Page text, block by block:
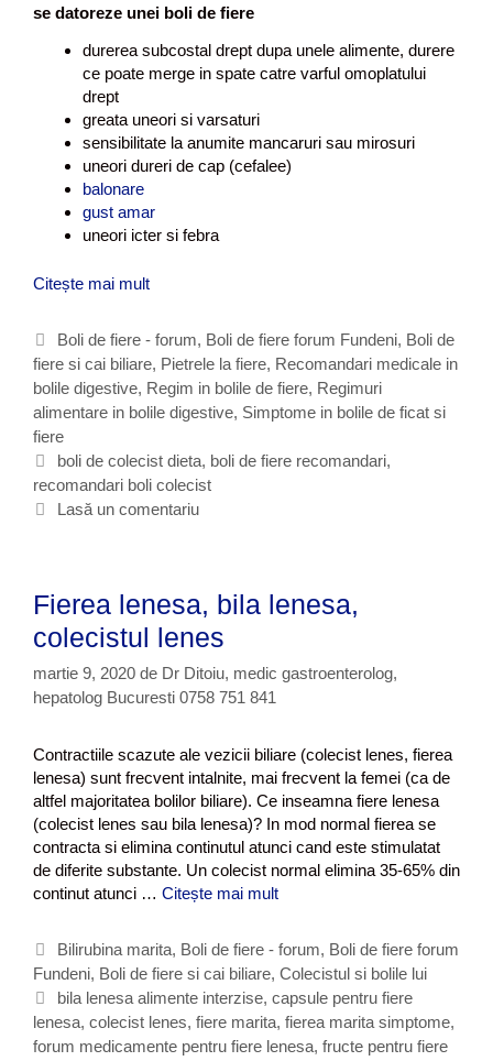
se datoreze unei boli de fiere
durerea subcostal drept dupa unele alimente, durere
ce poate merge in spate catre varful omoplatului
drept
greata uneori si varsaturi
sensibilitate la anumite mancaruri sau mirosuri
uneori dureri de cap (cefalee)
balonare
gust amar
uneori icter si febra
Citește mai mult
d
e
f
e
r
e
l
i
s
p
,
d
i
a
g
C
a
t
e
g
o
r
i
Boli de fiere - forum, Boli de fiere forum Fundeni, Boli de
fiere si cai biliare, Pietrele la fiere, Recomandari medicale in
bolile digestive, Regim in bolile de fiere, Regimuri
alimentare in bolile digestive, Simptome in bolile de ficat si
fiere
E
t
i
t
e
boli de colecist dieta, boli de fiere recomandari,
recomandari boli colecist
Lasă un comentariu
Fierea lenesa, bila lenesa,
colecistul lenes
martie 9, 2020 de Dr Ditoiu, medic gastroenterolog,
hepatolog Bucuresti 0758 751 841
Contractiile scazute ale vezicii biliare (colecist lenes, fierea
lenesa) sunt frecvent intalnite, mai frecvent la femei (ca de
altfel majoritatea bolilor biliare). Ce inseamna fiere lenesa
(colecist lenes sau bila lenesa)? In mod normal fierea se
contracta si elimina continutul atunci cand este stimulatat
de diferite substante. Un colecist normal elimina 35-65% din
continut atunci … Citește mai mult
e
e
a
l
e
C
a
t
e
g
Bilirubina marita, Boli de fiere - forum, Boli de fiere forum
Fundeni, Boli de fiere si cai biliare, Colecistul si bolile lui
E
t
i
bila lenesa alimente interzise, capsule pentru fiere
lenesa, colecist lenes, fiere marita, fierea marita simptome,
forum medicamente pentru fiere lenesa, fructe pentru fiere